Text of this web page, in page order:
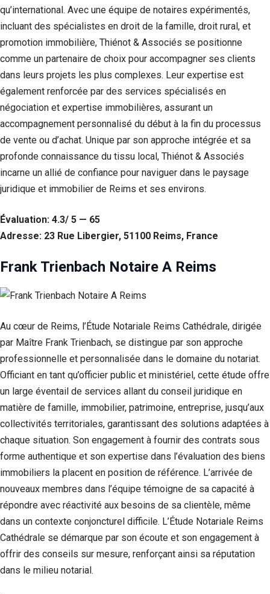
qu’international. Avec une équipe de notaires expérimentés,
incluant des spécialistes en droit de la famille, droit rural, et
promotion immobilière, Thiénot & Associés se positionne
comme un partenaire de choix pour accompagner ses clients
dans leurs projets les plus complexes. Leur expertise est
également renforcée par des services spécialisés en
négociation et expertise immobilières, assurant un
accompagnement personnalisé du début à la fin du processus
de vente ou d’achat. Unique par son approche intégrée et sa
profonde connaissance du tissu local, Thiénot & Associés
incarne un allié de confiance pour naviguer dans le paysage
juridique et immobilier de Reims et ses environs.
Évaluation: 4.3/ 5 — 65
Adresse: 23 Rue Libergier, 51100 Reims, France
Frank Trienbach Notaire A Reims
Au cœur de Reims, l’Étude Notariale Reims Cathédrale, dirigée
par Maître Frank Trienbach, se distingue par son approche
professionnelle et personnalisée dans le domaine du notariat.
Officiant en tant qu’officier public et ministériel, cette étude offre
un large éventail de services allant du conseil juridique en
matière de famille, immobilier, patrimoine, entreprise, jusqu’aux
collectivités territoriales, garantissant des solutions adaptées à
chaque situation. Son engagement à fournir des contrats sous
forme authentique et son expertise dans l’évaluation des biens
immobiliers la placent en position de référence. L’arrivée de
nouveaux membres dans l’équipe témoigne de sa capacité à
répondre avec réactivité aux besoins de sa clientèle, même
dans un contexte conjoncturel difficile. L’Étude Notariale Reims
Cathédrale se démarque par son écoute et son engagement à
offrir des conseils sur mesure, renforçant ainsi sa réputation
dans le milieu notarial.